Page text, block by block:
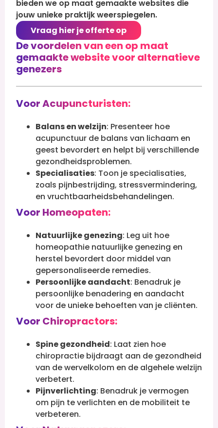
bieden we op maat gemaakte websites die
jouw unieke praktijk weerspiegelen.
Vraag hier je offerte op
De voordelen van een op maat
gemaakte website voor alternatieve
genezers
Voor Acupuncturisten:
Balans en welzijn: Presenteer hoe
acupunctuur de balans van lichaam en
geest bevordert en helpt bij verschillende
gezondheidsproblemen.
Specialisaties: Toon je specialisaties,
zoals pijnbestrijding, stressvermindering,
en vruchtbaarheidsbehandelingen.
Voor Homeopaten:
Natuurlijke genezing: Leg uit hoe
homeopathie natuurlijke genezing en
herstel bevordert door middel van
gepersonaliseerde remedies.
Persoonlijke aandacht: Benadruk je
persoonlijke benadering en aandacht
voor de unieke behoeften van je cliënten.
Voor Chiropractors:
Spine gezondheid: Laat zien hoe
chiropractie bijdraagt aan de gezondheid
van de wervelkolom en de algehele welzijn
verbetert.
Pijnverlichting: Benadruk je vermogen
om pijn te verlichten en de mobiliteit te
verbeteren.